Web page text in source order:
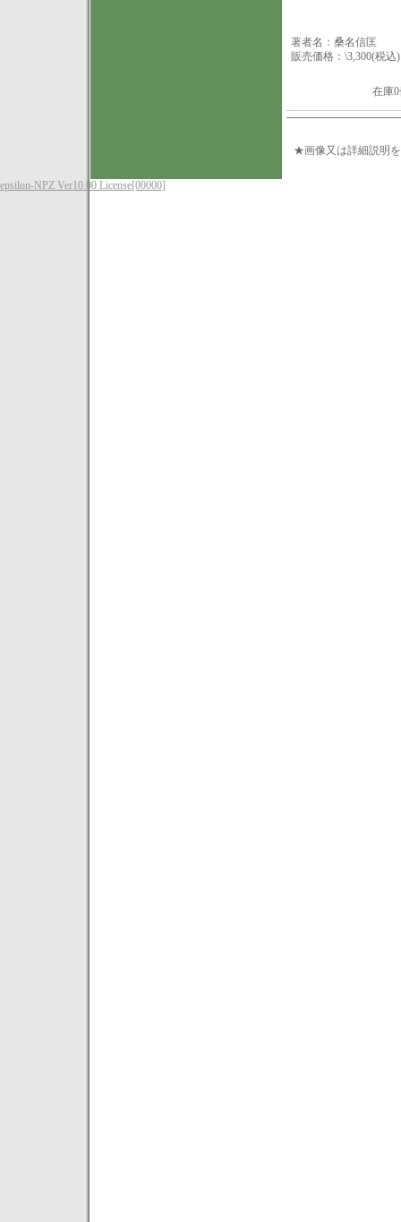
著者名：桑名信匡
販売価格：\3,300(税込)
在
★画像又は詳細説明
epsilon-NPZ Ver10.00 License[00000]